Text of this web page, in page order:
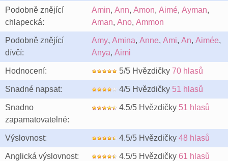
Podobně znějící
chlapecká:
Amin, Ann, Amon, Aimé, Ayman,
Aman, Ano, Ammon
Podobně znějící
dívčí:
Amy, Amina, Anne, Ami, An, Aimée,
Anya, Aimi
Hodnocení: 5/5 Hvězdičky 70 hlasů
Snadné napsat: 4/5 Hvězdičky 51 hlasů
Snadno
zapamatovatelné:
4.5/5 Hvězdičky 51 hlasů
Výslovnost: 4.5/5 Hvězdičky 48 hlasů
Anglická výslovnost: 4.5/5 Hvězdičky 61 hlasů